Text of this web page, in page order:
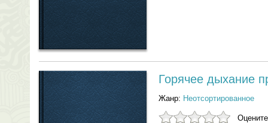
Горячее дыхание
Жанр: Неотсортированное